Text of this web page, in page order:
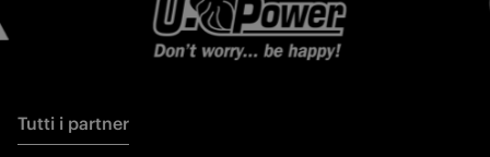
Tutti i partner